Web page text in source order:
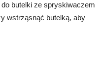
butelki ze spryskiwaczem
wstrząsnąć butelką, aby